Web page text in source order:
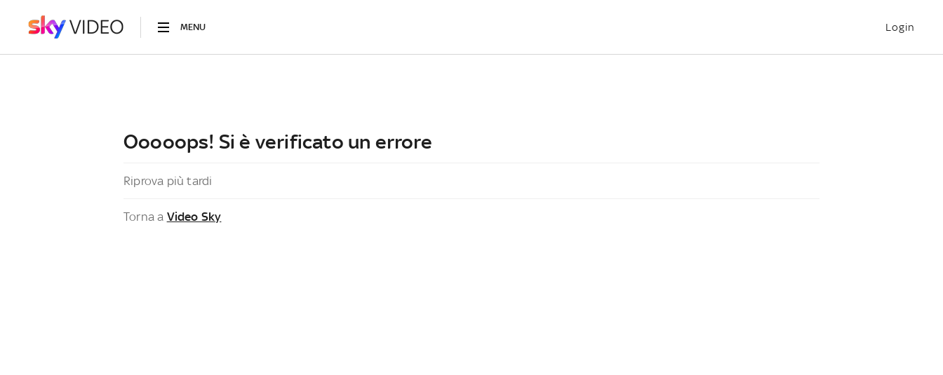
MENU Login
Ooooops! Si è verificato un errore
Riprova più tardi
Torna a Video Sky